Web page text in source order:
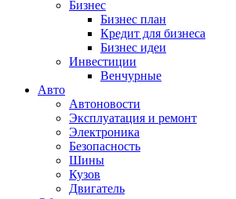
Бизнес
Бизнес план
Кредит для бизнеса
Бизнес идеи
Инвестиции
Венчурные
Авто
Автоновости
Эксплуатация и ремонт
Электроника
Безопасность
Шины
Кузов
Двигатель